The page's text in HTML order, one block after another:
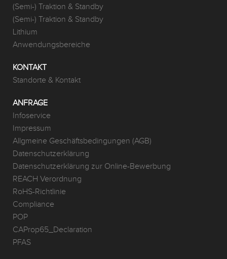
(Semi-) Traktion & Standby
(Semi-) Traktion & Standby
Lithium
Anwendungsbereiche
KONTAKT
Standorte & Kontakt
ANFRAGE
Infoservice
Impressum
Allgmeine Geschäftsbedingungen (AGB)
Datenschutzerklärung
Datenschutzerklärung zur Online-Bewerbung
REACH Verordnung
RoHS-Richtlinie
Compliance
POP
CAProp65_Declaration
PFAS